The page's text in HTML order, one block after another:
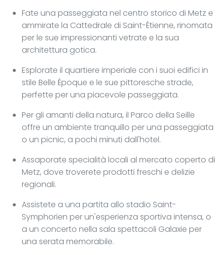
Fate una passeggiata nel centro storico di Metz e
ammirate la Cattedrale di Saint-Étienne, rinomata
per le sue impressionanti vetrate e la sua
architettura gotica.
Esplorate il quartiere imperiale con i suoi edifici in
stile Belle Époque e le sue pittoresche strade,
perfette per una piacevole passeggiata.
Per gli amanti della natura, il Parco della Seille
offre un ambiente tranquillo per una passeggiata
o un picnic, a pochi minuti dall'hotel.
Assaporate specialità locali al mercato coperto di
Metz, dove troverete prodotti freschi e delizie
regionali.
Assistete a una partita allo stadio Saint-
Symphorien per un'esperienza sportiva intensa, o
a un concerto nella sala spettacoli Galaxie per
una serata memorabile.